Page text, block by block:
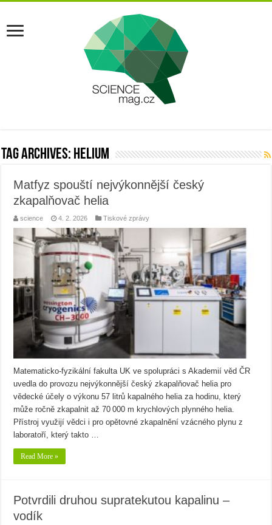
Tag Archives: helium
Matfyz spouští nejvýkonnější český
zkapalňovač helia
science 4. 2. 2026 Tiskové zprávy
Matematicko‑fyzikální fakulta UK ve spolupráci s Akademií věd ČR
uvedla do provozu nejvýkonnější český zkapalňovač helia pro
vědecké účely o výkonu 57 litrů kapalného helia za hodinu, který
může ročně zkapalnit až 70 000 m krychlových plynného helia.
Přístroj využijí vědci i pro opětovné zkapalnění vzácného plynu z
laboratoří, který takto …
Read More »
Potvrdili druhou supratekutou kapalinu –
vodík